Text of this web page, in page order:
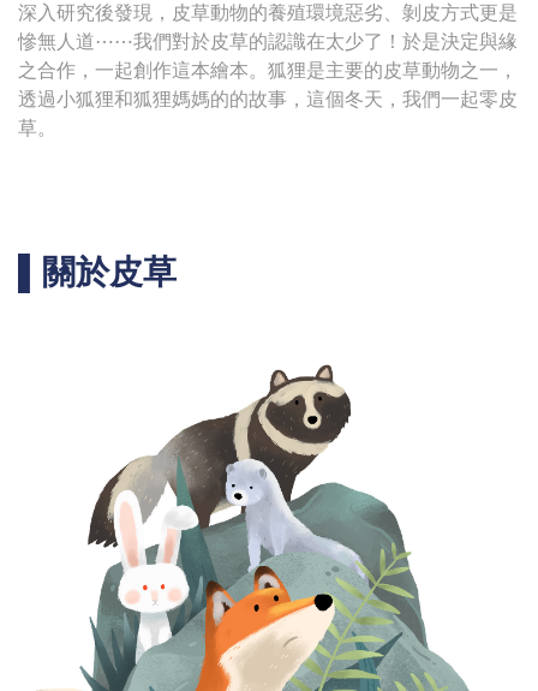
深入研究後發現，皮草動物的養殖環境惡劣、剝皮方式更是
慘無人道⋯⋯我們對於皮草的認識在太少了！於是決定與緣
之合作，一起創作這本繪本。狐狸是主要的皮草動物之一，
透過小狐狸和狐狸媽媽的的故事，這個冬天，我們一起零皮
草。
▌關於皮草